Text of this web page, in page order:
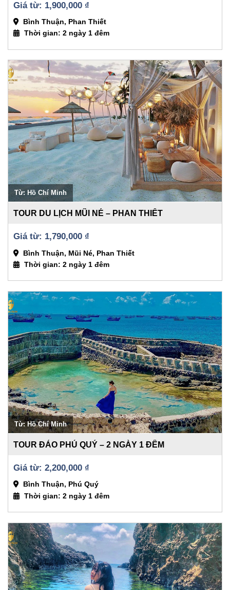
1,900,000 ₫
Bình Thuận, Phan Thiết
Thời gian: 2 ngày 1 đêm
Từ: Hồ Chí Minh
TOUR DU LỊCH MŨI NÉ – PHAN THIẾT
1,790,000 ₫
Bình Thuận, Mũi Né, Phan Thiết
Thời gian: 2 ngày 1 đêm
Từ: Hồ Chí Minh
TOUR ĐẢO PHÚ QUÝ – 2 NGÀY 1 ĐÊM
2,200,000 ₫
Bình Thuận, Phú Quý
Thời gian: 2 ngày 1 đêm